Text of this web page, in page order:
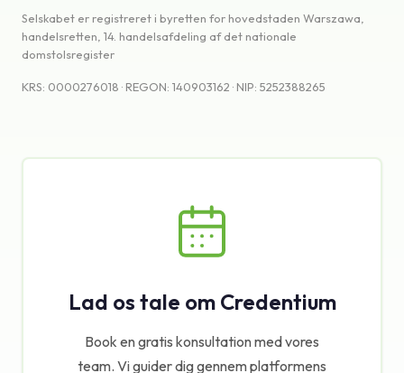
Selskabet er registreret i byretten for hovedstaden Warszawa,
handelsretten, 14. handelsafdeling af det nationale
domstolsregister
KRS: 0000276018 · REGON: 140903162 · NIP: 5252388265
Lad os tale om Credentium
Book en gratis konsultation med vores
team. Vi guider dig gennem platformens